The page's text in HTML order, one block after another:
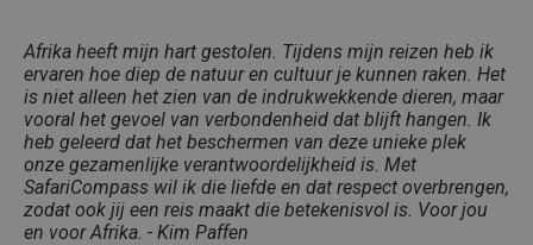
Afrika heeft mijn hart gestolen. Tijdens mijn reizen heb ik
ervaren hoe diep de natuur en cultuur je kunnen raken. Het
is niet alleen het zien van de indrukwekkende dieren, maar
vooral het gevoel van verbondenheid dat blijft hangen. Ik
heb geleerd dat het beschermen van deze unieke plek
onze gezamenlijke verantwoordelijkheid is. Met
SafariCompass wil ik die liefde en dat respect overbrengen,
zodat ook jij een reis maakt die betekenisvol is. Voor jou
en voor Afrika. - Kim Paffen